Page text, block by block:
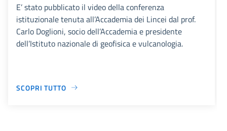
E’ stato pubblicato il video della conferenza
istituzionale tenuta all’Accademia dei Lincei dal prof.
Carlo Doglioni, socio dell’Accademia e presidente
dell’Istituto nazionale di geofisica e vulcanologia.
SCOPRI TUTTO